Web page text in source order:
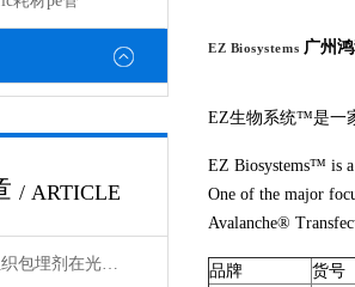
/ ARTICLE
Ted Pella生物组织包埋剂在光镜与电镜联用技术中的应用
EZ Biosystems 广州
EZ生物系统™是一
EZ Biosystems™ is a
One of the major
Avalanche®
品牌
货号